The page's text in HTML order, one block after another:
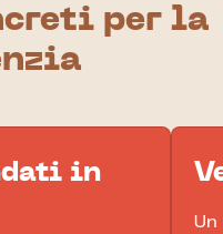
per la
in